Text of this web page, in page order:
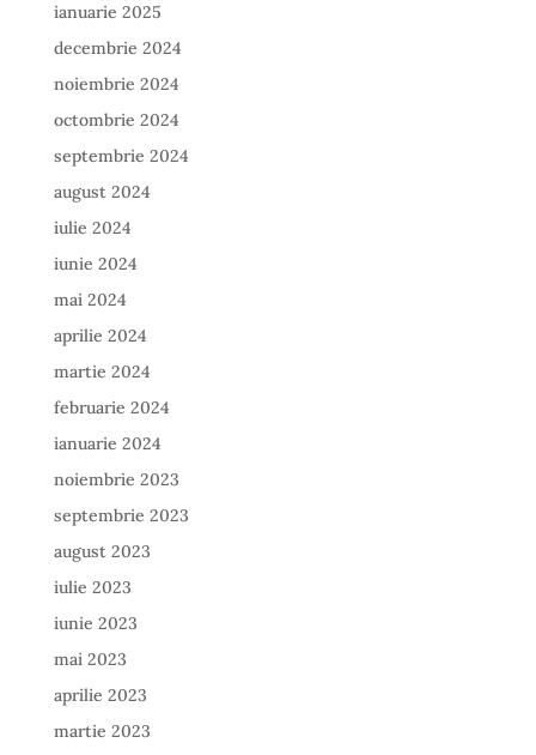
ianuarie 2025
decembrie 2024
noiembrie 2024
octombrie 2024
septembrie 2024
august 2024
iulie 2024
iunie 2024
mai 2024
aprilie 2024
martie 2024
februarie 2024
ianuarie 2024
noiembrie 2023
septembrie 2023
august 2023
iulie 2023
iunie 2023
mai 2023
aprilie 2023
martie 2023